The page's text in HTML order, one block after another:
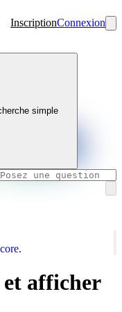
InscriptionConnexion
simple
afficher